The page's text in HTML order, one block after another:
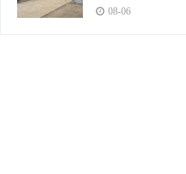
Dikembalikan
08-06